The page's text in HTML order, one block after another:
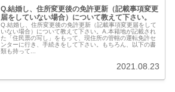
Q.結婚し、住所変更後の免許更新（記載事項変更
届をしていない場合）について教えて下さい。
Q.結婚し、住所変更後の免許更新（記載事項変更届をして
いない場合）について教えて下さい。A.本籍地が記載され
た「住民票の写し」をもって、現住所の管轄の運転免許セ
ンターに行き、手続きをして下さい。もちろん、以下の書
類も持って...
2021.08.23